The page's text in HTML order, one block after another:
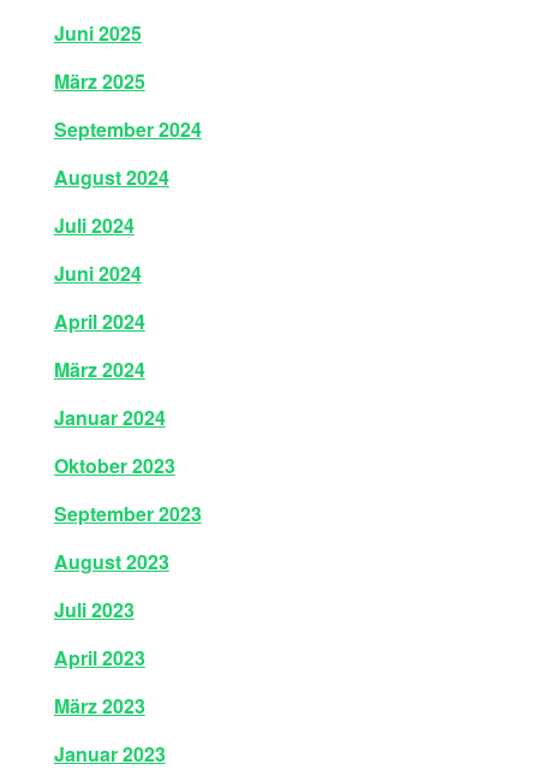
Juni 2025
März 2025
September 2024
August 2024
Juli 2024
Juni 2024
April 2024
März 2024
Januar 2024
Oktober 2023
September 2023
August 2023
Juli 2023
April 2023
März 2023
Januar 2023